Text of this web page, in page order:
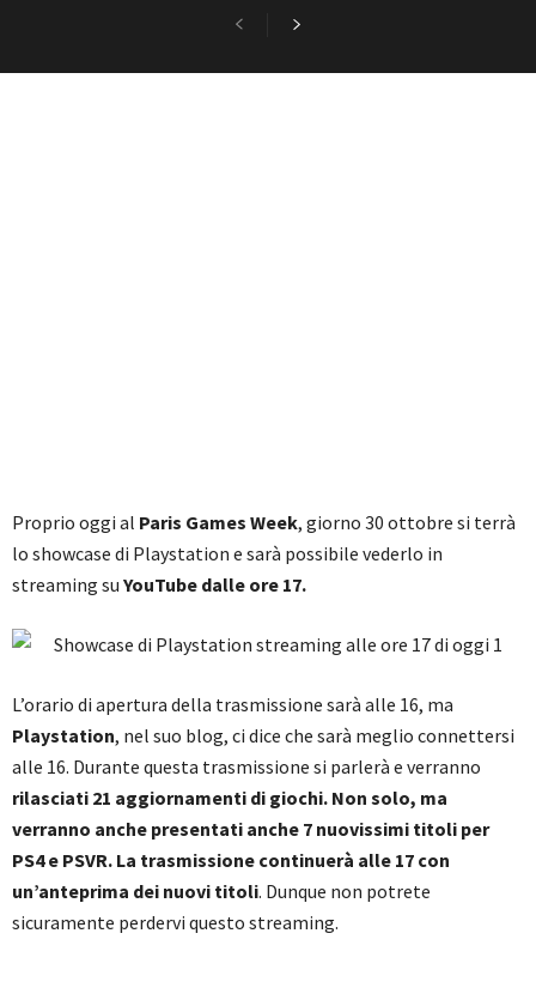
Proprio oggi al Paris Games Week, giorno 30 ottobre si terrà
lo showcase di Playstation e sarà possibile vederlo in
streaming su YouTube dalle ore 17.
L’orario di apertura della trasmissione sarà alle 16, ma
Playstation, nel suo blog, ci dice che sarà meglio connettersi
alle 16. Durante questa trasmissione si parlerà e verranno
rilasciati 21 aggiornamenti di giochi. Non solo, ma
verranno anche presentati anche 7 nuovissimi titoli per
PS4 e PSVR. La trasmissione continuerà alle 17 con
un’anteprima dei nuovi titoli. Dunque non potrete
sicuramente perdervi questo streaming.